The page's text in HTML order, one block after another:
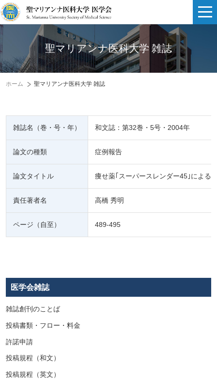
聖マリアンナ医科大学 雑誌
ホーム 聖マリアンナ医科大学 雑誌
雑誌名（巻・号・年） 和文誌：第32巻・5号・2004年
論文の種類 症例報告
論文タイトル 痩せ薬｢スーパースレンダー45｣による
責任著者名 高橋 秀明
ページ（自至） 489-495
医学会雑誌
雑誌創刊のことば
投稿書類・フロー・料金
許諾申請
投稿規程（和文）
投稿規程（英文）